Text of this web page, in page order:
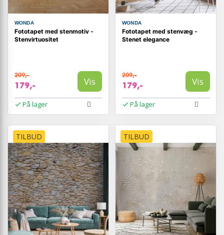
WONDA
Fototapet med stenmotiv -
Stenvirtuositet
209,-
179,- Vis
På lager
WONDA
Fototapet med stenvæg -
Stenet elegance
209,-
179,- Vis
På lager
TILBUD TILBUD